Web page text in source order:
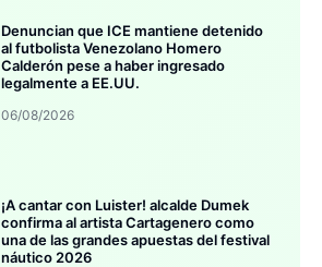
Denuncian que ICE mantiene detenido
al futbolista Venezolano Homero
Calderón pese a haber ingresado
legalmente a EE.UU.
06/08/2026
¡A cantar con Luister! alcalde Dumek
confirma al artista Cartagenero como
una de las grandes apuestas del festival
náutico 2026